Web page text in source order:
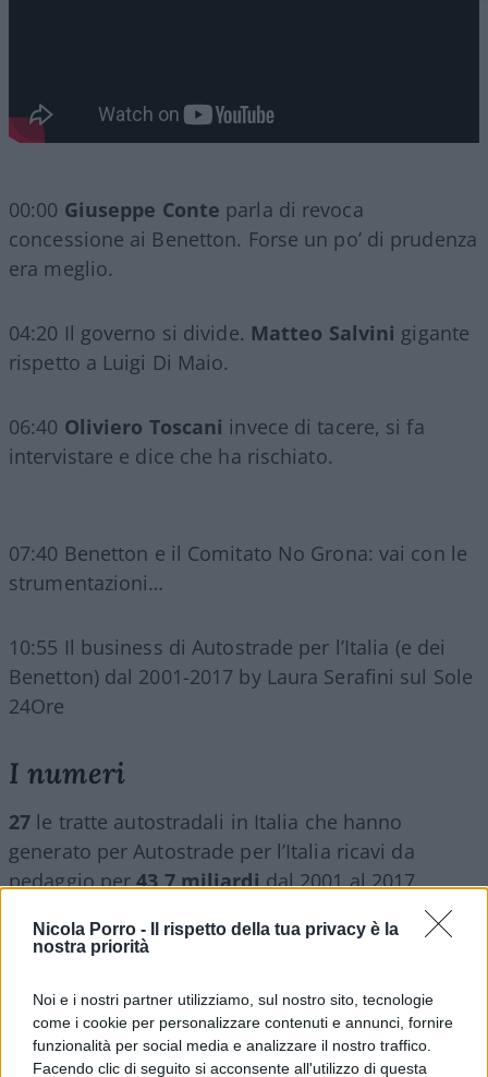
Nicola Porro -
Il rispetto della tua privacy è la
nostra priorità
Noi e i nostri partner utilizziamo, sul nostro sito, tecnologie
come i cookie per personalizzare contenuti e annunci, fornire
funzionalità per social media e analizzare il nostro traffico.
Facendo clic di seguito si acconsente all'utilizzo di questa
00:00 Giuseppe Conte parla di revoca
concessione ai Benetton. Forse un po’ di prudenza
era meglio.
04:20 Il governo si divide. Matteo Salvini gigante
rispetto a Luigi Di Maio.
06:40 Oliviero Toscani invece di tacere, si fa
intervistare e dice che ha rischiato.
07:40 Benetton e il Comitato No Grona: vai con le
strumentazioni…
10:55 Il business di Autostrade per l’Italia (e dei
Benetton) dal 2001-2017 by Laura Serafini sul Sole
24Ore
I numeri
27 le tratte autostradali in Italia che hanno
generato per Autostrade per l’Italia ricavi da
pedaggio per43,7 miliardidal 2001 al 2017
5 miliardid’investimento per interventi di
manutenzione